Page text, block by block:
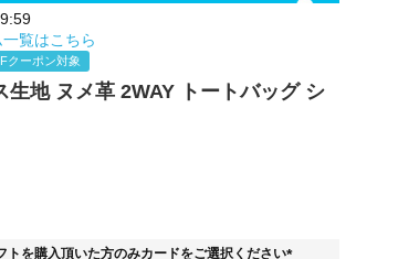
覧はこちら
クーポン対象
生地 ヌメ革 2WAY トートバッグ シ
トを購入頂いた方のみカードをご選択ください